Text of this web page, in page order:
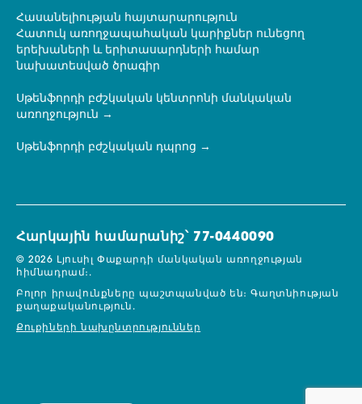
Հասանելիության հայտարարություն
Հատուկ առողջապահական կարիքներ ունեցող
երեխաների և երիտասարդների համար
նախատեսված ծրագիր
Սթենֆորդի բժշկական կենտրոնի մանկական
առողջություն
Սթենֆորդի բժշկական դպրոց
Հարկային համարանիշ՝ 77-0440090
© 2026 Լյուսիլ Փաքարդի մանկական առողջության
հիմնադրամ։.
Բոլոր իրավունքները պաշտպանված են։Գաղտնիության
քաղաքականություն.
Քուքիների նախընտրություններ